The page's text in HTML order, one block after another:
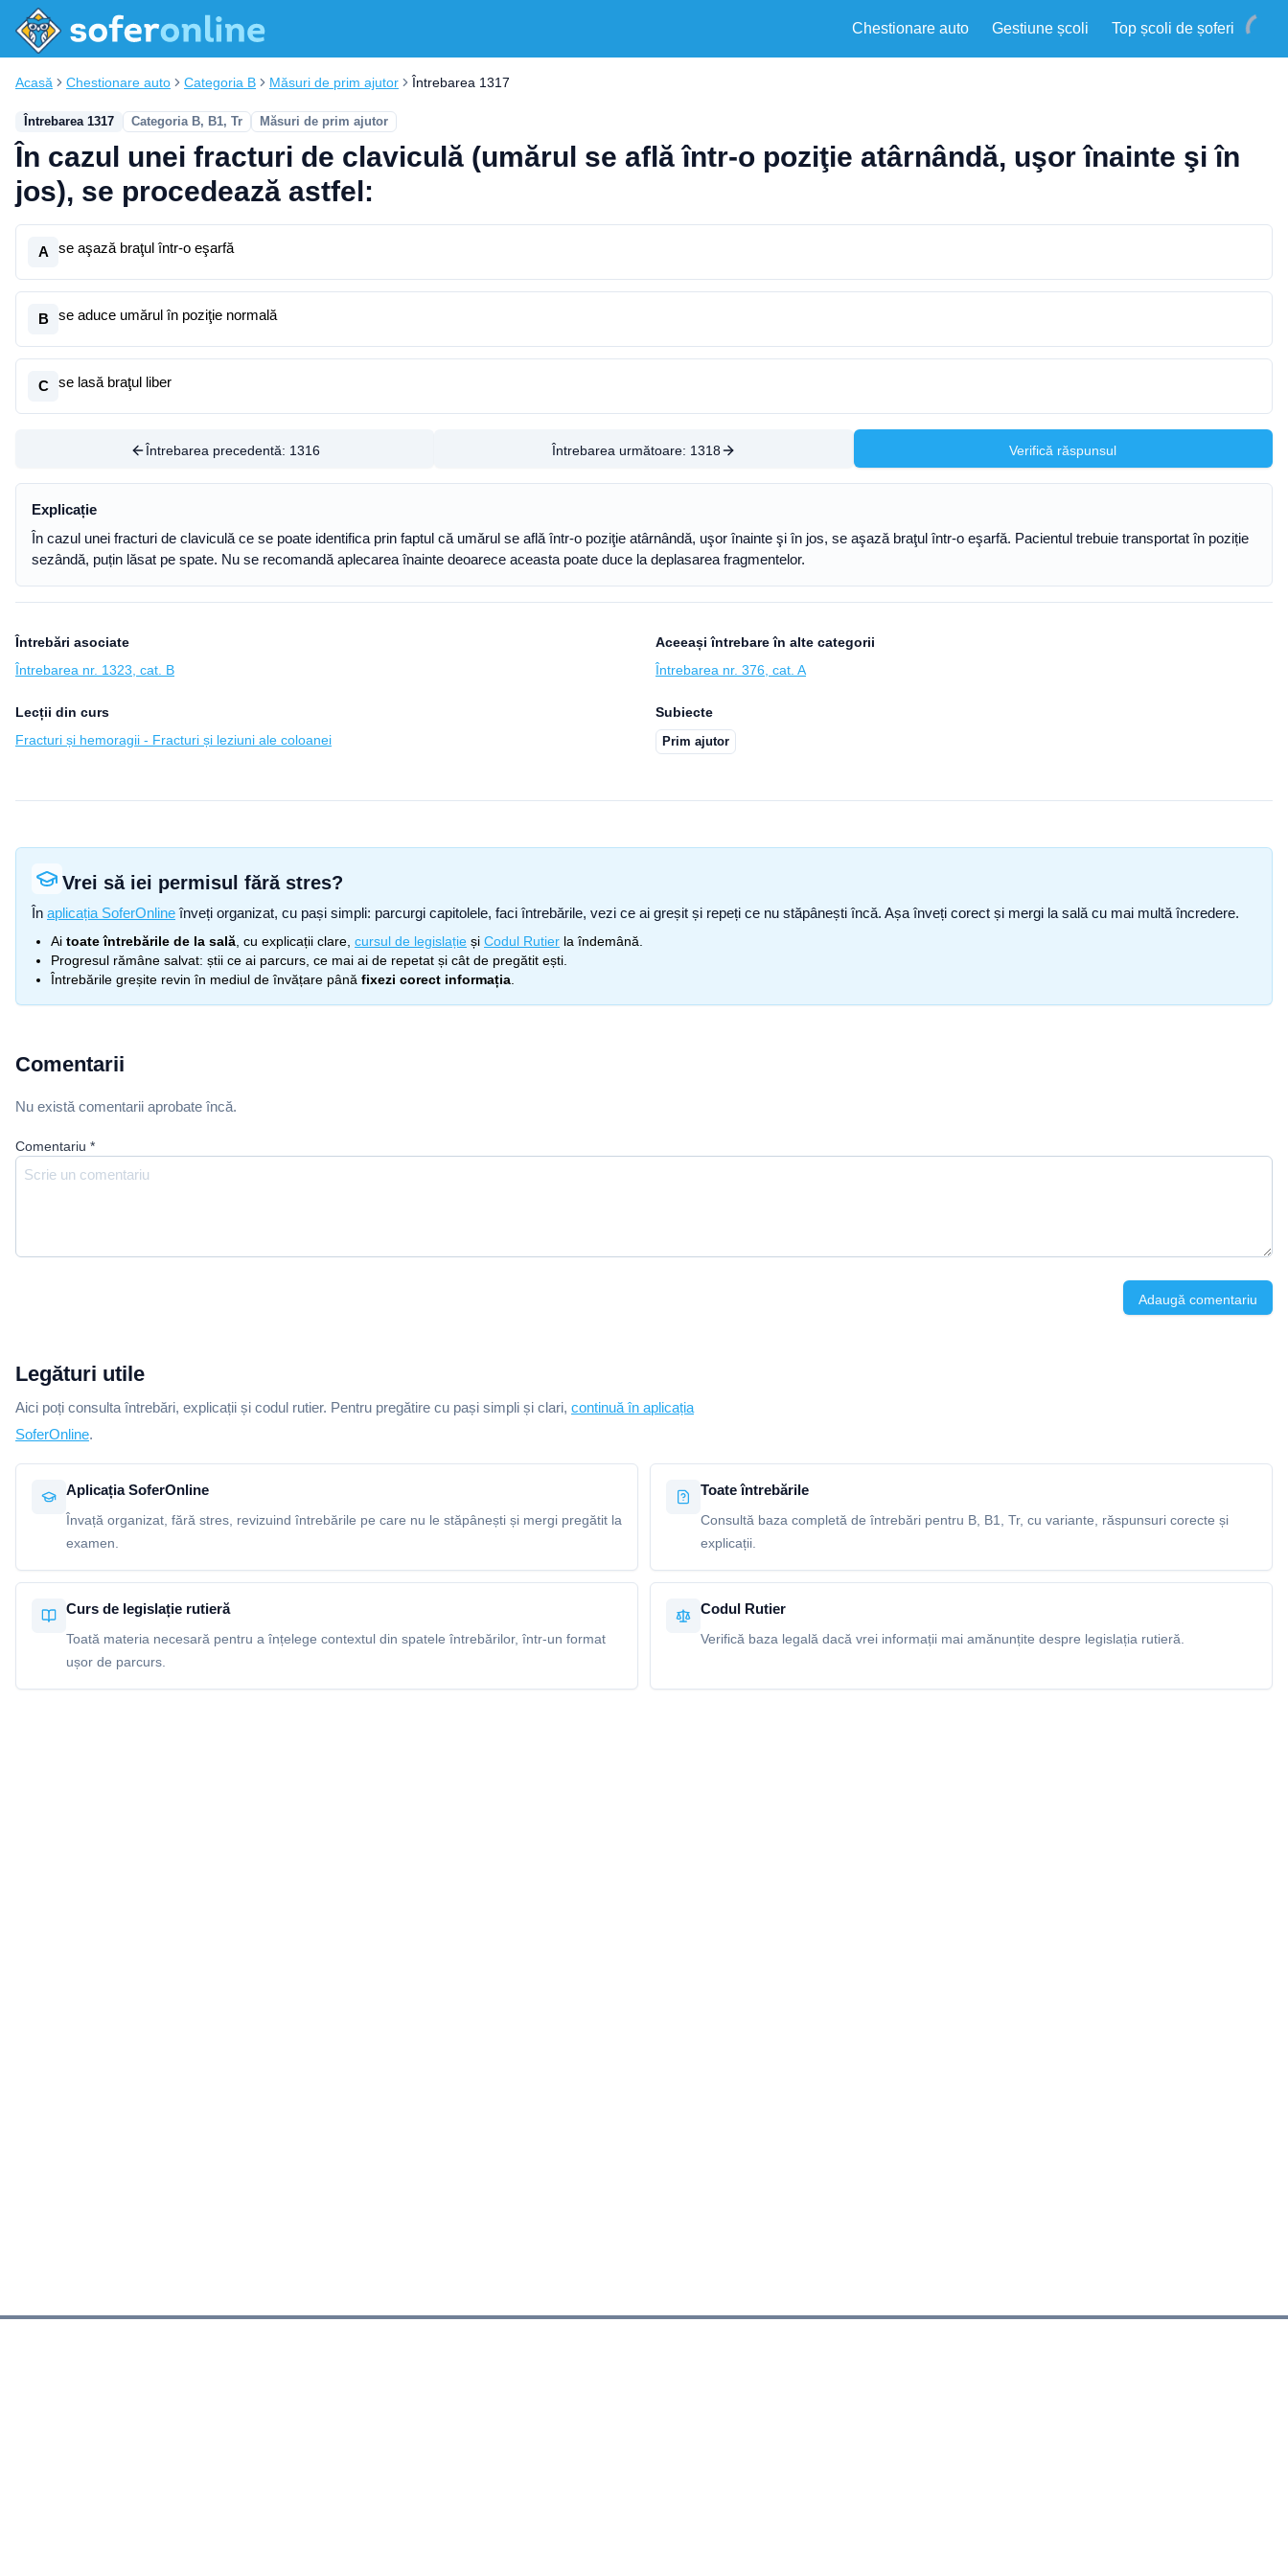
Chestionare auto Gestiune școli Top școli de șoferi
Acasă Chestionare auto Categoria B Măsuri de prim ajutor Întrebarea 1317
Întrebarea 1317 Categoria B, B1, Tr Măsuri de prim ajutor
În cazul unei fracturi de claviculă (umărul se află într-o poziţie atârnândă, uşor înainte şi în
jos), se procedează astfel:
A se aşază braţul într-o eşarfă
B se aduce umărul în poziţie normală
C se lasă braţul liber
Întrebarea precedentă: 1316 Întrebarea următoare: 1318 Verifică răspunsul
Explicație
În cazul unei fracturi de claviculă ce se poate identifica prin faptul că umărul se află într-o poziţie atârnândă, uşor înainte şi în jos, se aşază braţul într-o eşarfă. Pacientul trebuie transportat în poziție
sezândă, puțin lăsat pe spate. Nu se recomandă aplecarea înainte deoarece aceasta poate duce la deplasarea fragmentelor.
Întrebări asociate
Întrebarea nr. 1323, cat. B
Aceeași întrebare în alte categorii
Întrebarea nr. 376, cat. A
Lecții din curs
Fracturi și hemoragii - Fracturi și leziuni ale coloanei
Subiecte
Prim ajutor
Vrei să iei permisul fără stres?
În aplicația SoferOnline înveți organizat, cu pași simpli: parcurgi capitolele, faci întrebările, vezi ce ai greșit și repeți ce nu stăpânești încă. Așa înveți corect și mergi la sală cu mai multă încredere.
Ai toate întrebările de la sală , cu explicații clare, cursul de legislație și Codul Rutier la îndemână.
Progresul rămâne salvat: știi ce ai parcurs, ce mai ai de repetat și cât de pregătit ești.
Întrebările greșite revin în mediul de învățare până fixezi corect informația
Comentarii
Nu există comentarii aprobate încă.
Comentariu *
Adaugă comentariu
Legături utile
Aici poți consulta întrebări, explicații și codul rutier. Pentru pregătire cu pași simpli și clari, continuă în aplicația
SoferOnline.
Aplicația SoferOnline
Învață organizat, fără stres, revizuind întrebările pe care nu le stăpânești și mergi pregătit la
examen.
Toate întrebările
Consultă baza completă de întrebări pentru B, B1, Tr, cu variante, răspunsuri corecte și
explicații.
Curs de legislație rutieră
Toată materia necesară pentru a înțelege contextul din spatele întrebărilor, într-un format
ușor de parcurs.
Codul Rutier
Verifică baza legală dacă vrei informații mai amănunțite despre legislația rutieră.